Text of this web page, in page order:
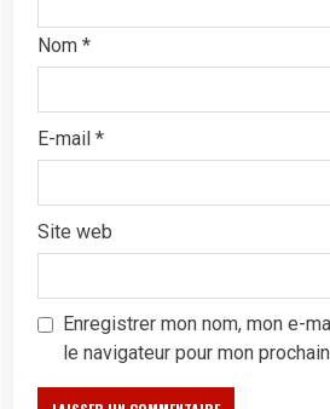
Nom *
E-mail *
Site web
Enregistrer mon nom, mon e-
le navigateur pour mon